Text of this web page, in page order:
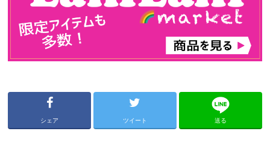
シェア ツイート 送る